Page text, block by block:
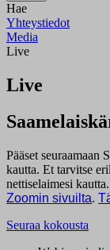
Hae
Yhteystiedot
Media
Live
Live
Pääset seuraamaan
kautta. Et tarvitse
nettiselaimesi
Zoomin sivuilta.
Seuraa kokousta